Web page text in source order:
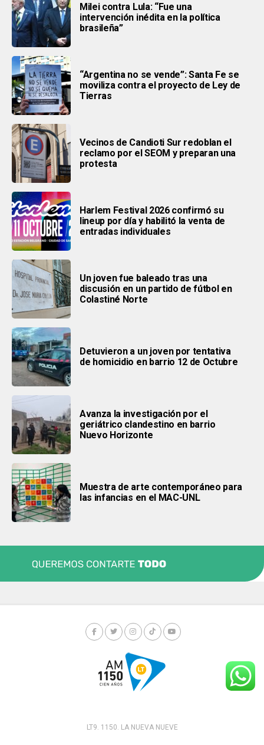
Milei contra Lula: “Fue una
intervención inédita en la política
brasileña”
“Argentina no se vende”: Santa Fe se
moviliza contra el proyecto de Ley de
Tierras
Vecinos de Candioti Sur redoblan el
reclamo por el SEOM y preparan una
protesta
Harlem Festival 2026 confirmó su
lineup por día y habilitó la venta de
entradas individuales
Un joven fue baleado tras una
discusión en un partido de fútbol en
Colastiné Norte
Detuvieron a un joven por tentativa
de homicidio en barrio 12 de Octubre
Avanza la investigación por el
geriátrico clandestino en barrio
Nuevo Horizonte
Muestra de arte contemporáneo para
las infancias en el MAC-UNL
LT9. 1150. LA NUEVA NUEVE